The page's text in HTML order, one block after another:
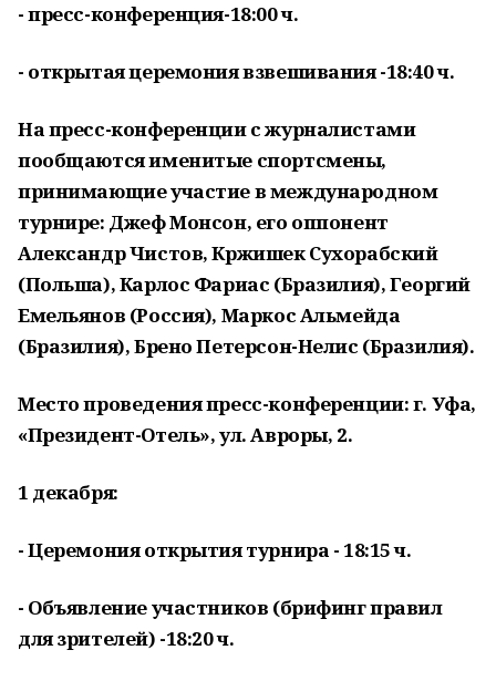
- пресс-конференция-18:00 ч.
- открытая церемония взвешивания -18:40 ч.
На пресс-конференции с журналистами
пообщаются именитые спортсмены,
принимающие участие в международном
турнире: Джеф Монсон, его оппонент
Александр Чистов, Кржишек Сухорабский
(Польша), Карлос Фариас (Бразилия), Георгий
Емельянов (Россия), Маркос Альмейда
(Бразилия), Брено Петерсон-Нелис (Бразилия).
Место проведения пресс-конференции: г. Уфа,
«Президент-Отель»,ул. Авроры, 2.
1 декабря:
- Церемония открытия турнира - 18:15 ч.
- Объявление участников (брифинг правил
для зрителей) -18:20 ч.